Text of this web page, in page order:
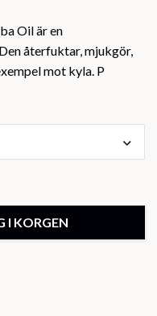
Oil är en
återfuktar, mjukgör,
mot kyla. P
I KORGEN